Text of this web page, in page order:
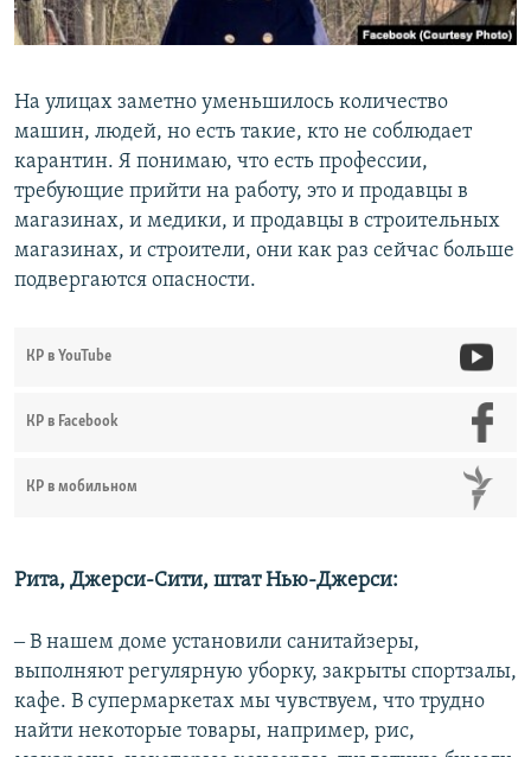
На улицах заметно уменьшилось количество
машин, людей, но есть такие, кто не соблюдает
карантин. Я понимаю, что есть профессии,
требующие прийти на работу, это и продавцы в
магазинах, и медики, и продавцы в строительных
магазинах, и строители, они как раз сейчас больше
подвергаются опасности.
КР в YouTube
КР в Facebook
КР в мобильном
Рита, Джерси-Сити, штат Нью-Джерси:
‒ В нашем доме установили санитайзеры,
выполняют регулярную уборку, закрыты спортзалы,
кафе. В супермаркетах мы чувствуем, что трудно
найти некоторые товары, например, рис,